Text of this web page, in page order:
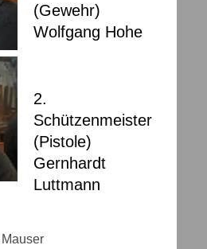
(Gewehr)
Wolfgang Hohe
2.
Schützenmeister
(Pistole)
Gernhardt
Luttmann